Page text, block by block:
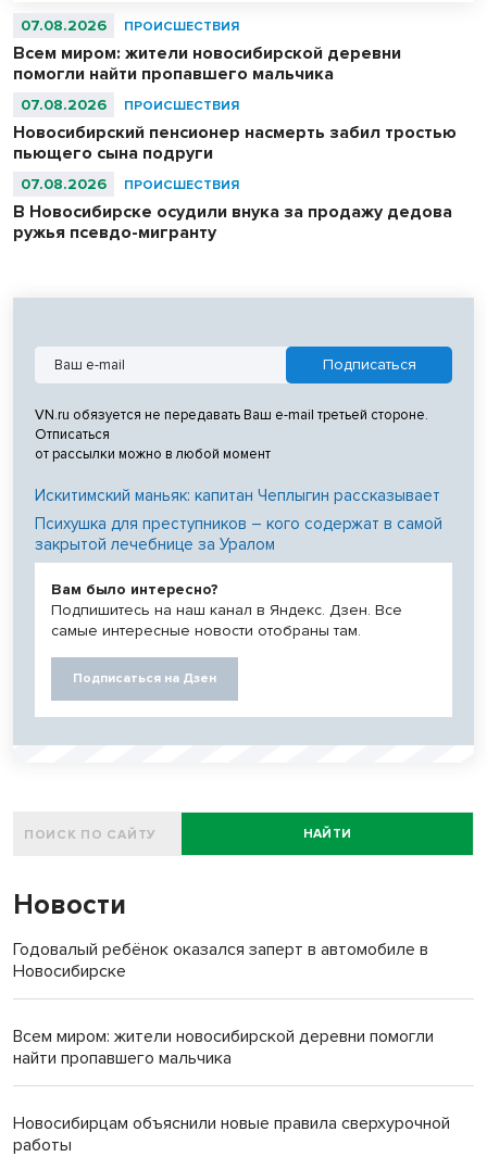
07.08.2026 ПРОИСШЕСТВИЯ
Всем миром: жители новосибирской деревни
помогли найти пропавшего мальчика
07.08.2026 ПРОИСШЕСТВИЯ
Новосибирский пенсионер насмерть забил тростью
пьющего сына подруги
07.08.2026 ПРОИСШЕСТВИЯ
В Новосибирске осудили внука за продажу дедова
ружья псевдо-мигранту
VN.ru обязуется не передавать Ваш e-mail третьей стороне.
Отписаться
от рассылки можно в любой момент
Искитимский маньяк: капитан Чеплыгин рассказывает
Психушка для преступников – кого содержат в самой
закрытой лечебнице за Уралом
Вам было интересно?
Подпишитесь на наш канал в Яндекс. Дзен. Все
самые интересные новости отобраны там.
Подписаться на Дзен
НАЙТИ
Новости
Годовалый ребёнок оказался заперт в автомобиле в
Новосибирске
Всем миром: жители новосибирской деревни помогли
найти пропавшего мальчика
Новосибирцам объяснили новые правила сверхурочной
работы